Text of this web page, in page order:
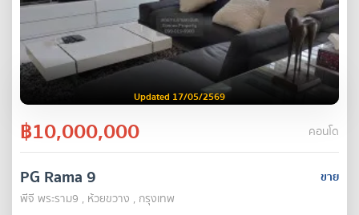
Updated 17/05/2569
฿10,000,000 คอนโด
ขาย
PG Rama 9
พีจี พระราม9 , ห้วยขวาง , กรุงเทพ